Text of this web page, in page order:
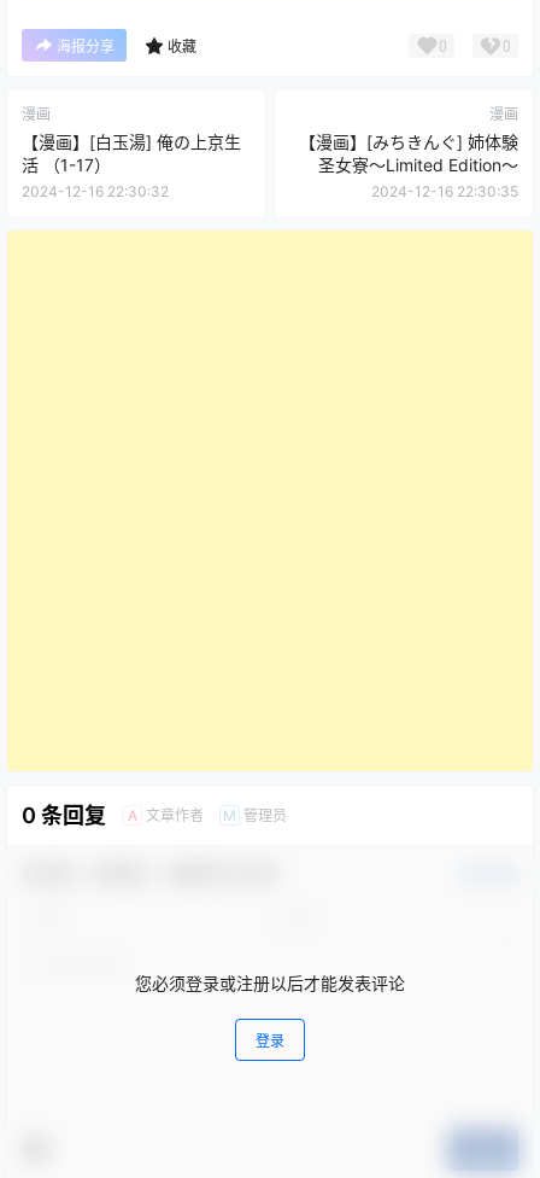
海报分享 收藏 0 0
漫画
【漫画】[白玉湯] 俺の上京生
活 （1-17）
2024-12-16 22:30:32
漫画
【漫画】[みちきんぐ] 姉体験
圣女寮～Limited Edition～
2024-12-16 22:30:35
0 条回复 A 文章作者 M 管理员
您必须登录或注册以后才能发表评论
登录